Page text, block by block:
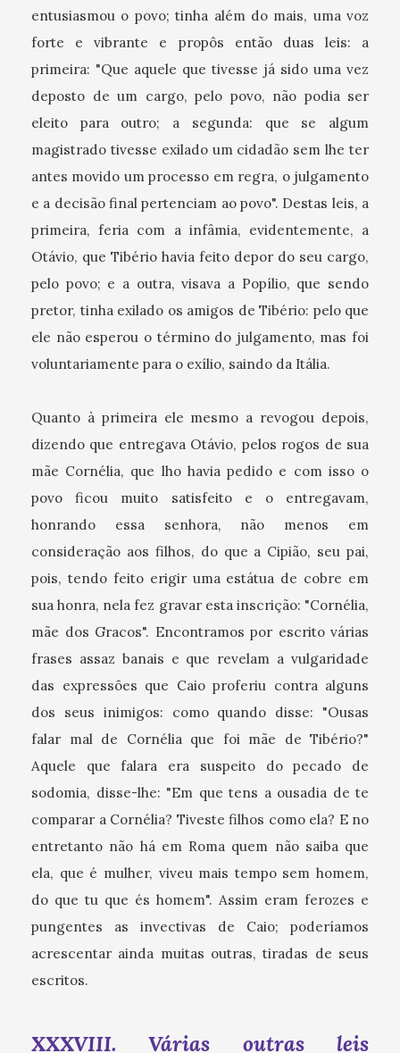
entusiasmou o povo; tinha além do mais, uma voz
forte e vibrante e propôs então duas leis: a
primeira: "Que aquele que tivesse já sido uma vez
deposto de um cargo, pelo povo, não podia ser
eleito para outro; a segunda: que se algum
magistrado tivesse exilado um cidadão sem lhe ter
antes movido um processo em regra, o julgamento
e a decisão final pertenciam ao povo". Destas leis, a
primeira, feria com a infâmia, evidentemente, a
Otávio, que Tibério havia feito depor do seu cargo,
pelo povo; e a outra, visava a Popílio, que sendo
pretor, tinha exilado os amigos de Tibério: pelo que
ele não esperou o término do julgamento, mas foi
voluntariamente para o exílio, saindo da Itália.
Quanto à primeira ele mesmo a revogou depois,
dizendo que entregava Otávio, pelos rogos de sua
mãe Cornélia, que lho havia pedido e com isso o
povo ficou muito satisfeito e o entregavam,
honrando essa senhora, não menos em
consideração aos filhos, do que a Cipião, seu pai,
pois, tendo feito erigir uma estátua de cobre em
sua honra, nela fez gravar esta inscrição: "Cornélia,
mãe dos Gracos". Encontramos por escrito várias
frases assaz banais e que revelam a vulgaridade
das expressões que Caio proferiu contra alguns
dos seus inimigos: como quando disse: "Ousas
falar mal de Cornélia que foi mãe de Tibério?"
Aquele que falara era suspeito do pecado de
sodomia, disse-lhe: "Em que tens a ousadia de te
comparar a Cornélia? Tiveste filhos como ela? E no
entretanto não há em Roma quem não saiba que
ela, que é mulher, viveu mais tempo sem homem,
do que tu que és homem". Assim eram ferozes e
pungentes as invectivas de Caio; poderíamos
acrescentar ainda muitas outras, tiradas de seus
escritos.
XXXVIII. Várias outras leis